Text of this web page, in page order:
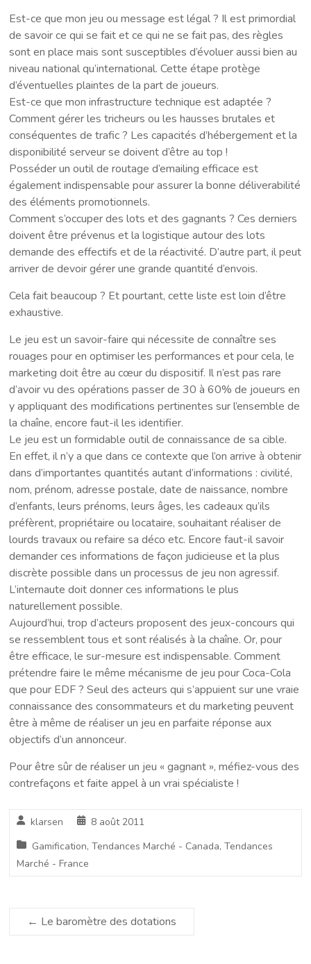
Est-ce que mon jeu ou message est légal ? Il est primordial
de savoir ce qui se fait et ce qui ne se fait pas, des règles
sont en place mais sont susceptibles d’évoluer aussi bien au
niveau national qu’international. Cette étape protège
d’éventuelles plaintes de la part de joueurs.
Est-ce que mon infrastructure technique est adaptée ?
Comment gérer les tricheurs ou les hausses brutales et
conséquentes de trafic ? Les capacités d’hébergement et la
disponibilité serveur se doivent d’être au top !
Posséder un outil de routage d’emailing efficace est
également indispensable pour assurer la bonne déliverabilité
des éléments promotionnels.
Comment s’occuper des lots et des gagnants ? Ces derniers
doivent être prévenus et la logistique autour des lots
demande des effectifs et de la réactivité. D’autre part, il peut
arriver de devoir gérer une grande quantité d’envois.
Cela fait beaucoup ? Et pourtant, cette liste est loin d’être
exhaustive.
Le jeu est un savoir-faire qui nécessite de connaître ses
rouages pour en optimiser les performances et pour cela, le
marketing doit être au cœur du dispositif. Il n’est pas rare
d’avoir vu des opérations passer de 30 à 60% de joueurs en
y appliquant des modifications pertinentes sur l’ensemble de
la chaîne, encore faut-il les identifier.
Le jeu est un formidable outil de connaissance de sa cible.
En effet, il n’y a que dans ce contexte que l’on arrive à obtenir
dans d’importantes quantités autant d’informations : civilité,
nom, prénom, adresse postale, date de naissance, nombre
d’enfants, leurs prénoms, leurs âges, les cadeaux qu’ils
préfèrent, propriétaire ou locataire, souhaitant réaliser de
lourds travaux ou refaire sa déco etc. Encore faut-il savoir
demander ces informations de façon judicieuse et la plus
discrète possible dans un processus de jeu non agressif.
L’internaute doit donner ces informations le plus
naturellement possible.
Aujourd’hui, trop d’acteurs proposent des jeux-concours qui
se ressemblent tous et sont réalisés à la chaîne. Or, pour
être efficace, le sur-mesure est indispensable. Comment
prétendre faire le même mécanisme de jeu pour Coca-Cola
que pour EDF ? Seul des acteurs qui s’appuient sur une vraie
connaissance des consommateurs et du marketing peuvent
être à même de réaliser un jeu en parfaite réponse aux
objectifs d’un annonceur.
Pour être sûr de réaliser un jeu « gagnant », méfiez-vous des
contrefaçons et faite appel à un vrai spécialiste !
klarsen
8 août 2011
Gamification,Tendances Marché - Canada,Tendances
Marché - France
← Le baromètre des dotations